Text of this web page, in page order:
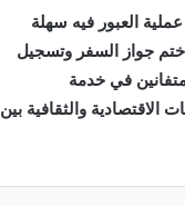
العبور فيه سهلة
جواز السفر وتسجيل
في خدمة
والثقافية بين